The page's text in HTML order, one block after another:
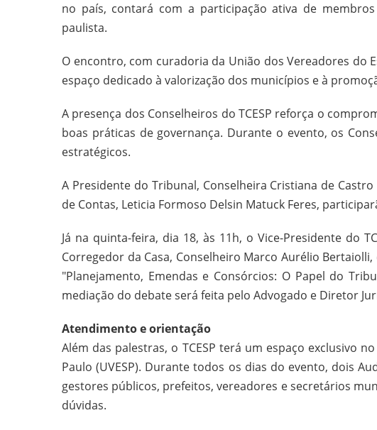
no país, contará com a participação ativa de
paulista.
O encontro, com curadoria da União dos Vereadores do
espaço dedicado à valorização dos municípios e à
A presença dos Conselheiros do TCESP reforça o
boas práticas de governança. Durante o evento, os
estratégicos.
A Presidente do Tribunal, Conselheira Cristiana de
de Contas, Leticia Formoso Delsin Matuck Feres,
Já na quinta-feira, dia 18, às 11h, o Vice-Presidente do
Corregedor da Casa, Conselheiro Marco Aurélio
"Planejamento, Emendas e Consórcios: O Papel do
mediação do debate será feita pelo Advogado e Diretor
Atendimento e orientação
Além das palestras, o TCESP terá um espaço exclusivo
Paulo (UVESP). Durante todos os dias do evento, dois
gestores públicos, prefeitos, vereadores e secretários
dúvidas.